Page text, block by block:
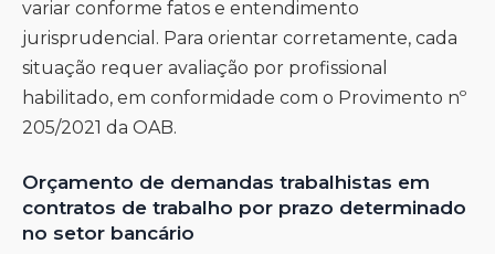
variar conforme fatos e entendimento
jurisprudencial. Para orientar corretamente, cada
situação requer avaliação por profissional
habilitado, em conformidade com o Provimento nº
205/2021 da OAB.
Orçamento de demandas trabalhistas em
contratos de trabalho por prazo determinado
no setor bancário